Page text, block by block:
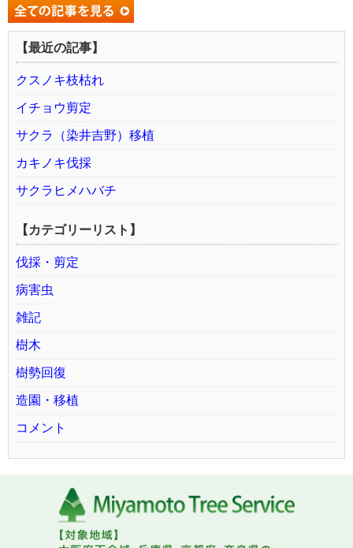
【最近の記事】
クスノキ枝枯れ
イチョウ剪定
サクラ（染井吉野）移植
カキノキ伐採
サクラヒメハバチ
【カテゴリーリスト】
伐採・剪定
病害虫
雑記
樹木
樹勢回復
造園・移植
コメント